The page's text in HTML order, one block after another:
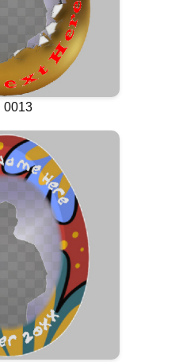
0013